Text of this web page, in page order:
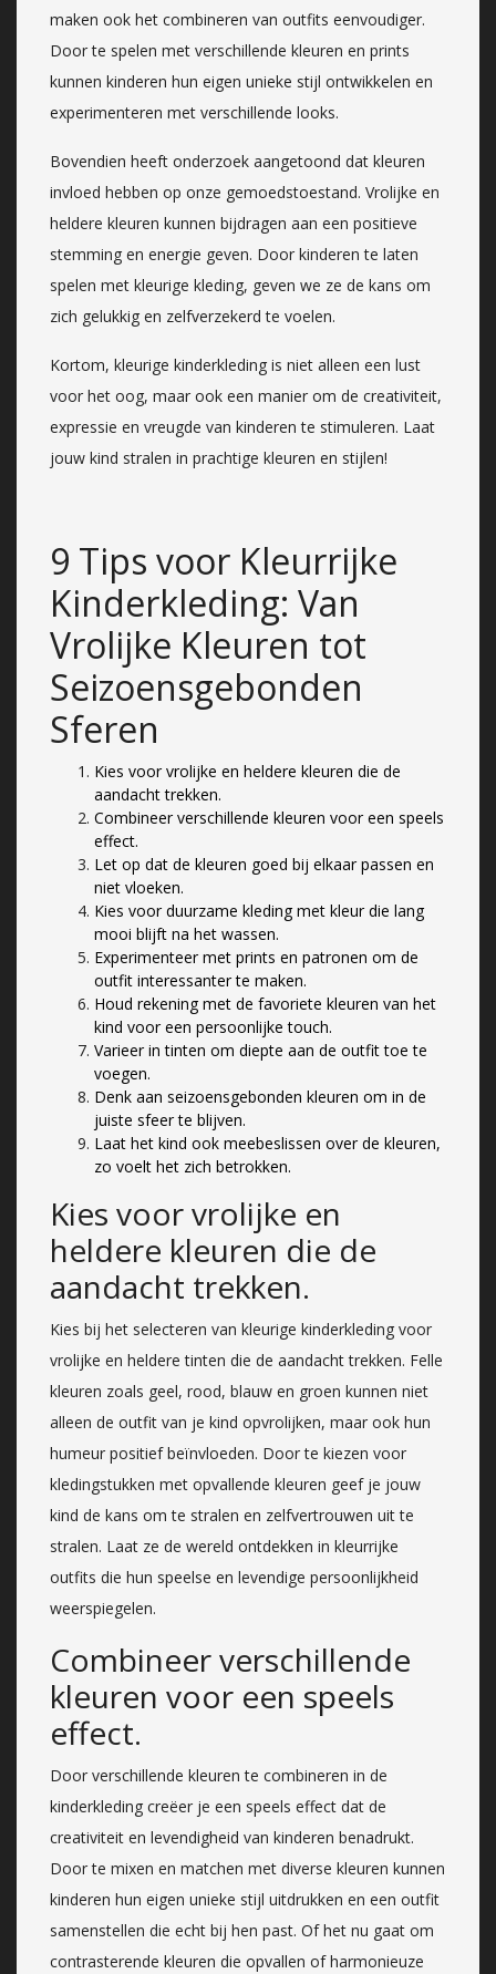
maken ook het combineren van outfits eenvoudiger.
Door te spelen met verschillende kleuren en prints
kunnen kinderen hun eigen unieke stijl ontwikkelen en
experimenteren met verschillende looks.
Bovendien heeft onderzoek aangetoond dat kleuren
invloed hebben op onze gemoedstoestand. Vrolijke en
heldere kleuren kunnen bijdragen aan een positieve
stemming en energie geven. Door kinderen te laten
spelen met kleurige kleding, geven we ze de kans om
zich gelukkig en zelfverzekerd te voelen.
Kortom, kleurige kinderkleding is niet alleen een lust
voor het oog, maar ook een manier om de creativiteit,
expressie en vreugde van kinderen te stimuleren. Laat
jouw kind stralen in prachtige kleuren en stijlen!
9 Tips voor Kleurrijke
Kinderkleding: Van
Vrolijke Kleuren tot
Seizoensgebonden
Sferen
Kies voor vrolijke en heldere kleuren die de
aandacht trekken.
Combineer verschillende kleuren voor een speels
effect.
Let op dat de kleuren goed bij elkaar passen en
niet vloeken.
Kies voor duurzame kleding met kleur die lang
mooi blijft na het wassen.
Experimenteer met prints en patronen om de
outfit interessanter te maken.
Houd rekening met de favoriete kleuren van het
kind voor een persoonlijke touch.
Varieer in tinten om diepte aan de outfit toe te
voegen.
Denk aan seizoensgebonden kleuren om in de
juiste sfeer te blijven.
Laat het kind ook meebeslissen over de kleuren,
zo voelt het zich betrokken.
Kies voor vrolijke en
heldere kleuren die de
aandacht trekken.
Kies bij het selecteren van kleurige kinderkleding voor
vrolijke en heldere tinten die de aandacht trekken. Felle
kleuren zoals geel, rood, blauw en groen kunnen niet
alleen de outfit van je kind opvrolijken, maar ook hun
humeur positief beïnvloeden. Door te kiezen voor
kledingstukken met opvallende kleuren geef je jouw
kind de kans om te stralen en zelfvertrouwen uit te
stralen. Laat ze de wereld ontdekken in kleurrijke
outfits die hun speelse en levendige persoonlijkheid
weerspiegelen.
Combineer verschillende
kleuren voor een speels
effect.
Door verschillende kleuren te combineren in de
kinderkleding creëer je een speels effect dat de
creativiteit en levendigheid van kinderen benadrukt.
Door te mixen en matchen met diverse kleuren kunnen
kinderen hun eigen unieke stijl uitdrukken en een outfit
samenstellen die echt bij hen past. Of het nu gaat om
contrasterende kleuren die opvallen of harmonieuze